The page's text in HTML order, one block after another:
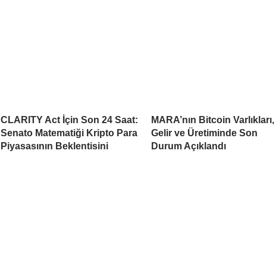
CLARITY Act İçin Son 24 Saat:
Senato Matematiği Kripto Para
Piyasasının Beklentisini
MARA’nın Bitcoin Varlıkları,
Gelir ve Üretiminde Son
Durum Açıklandı